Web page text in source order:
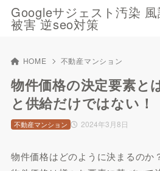
Googleサジェスト汚染
被害 逆seo対策
HOME 不動産マンション
物件価格の決定要素と
と供給だけではない！
2024年3月8日
不動産マンション
物件価格はどのように決まるのか